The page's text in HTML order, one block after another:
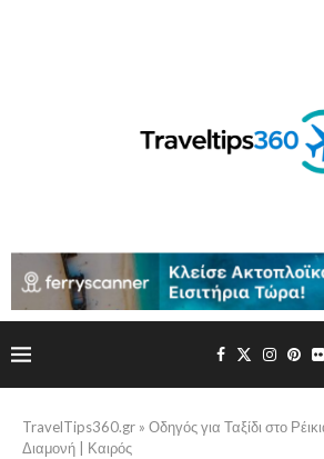
TravelTips360.gr » Οδηγός για Ταξίδι στο
Διαμονή | Καιρός